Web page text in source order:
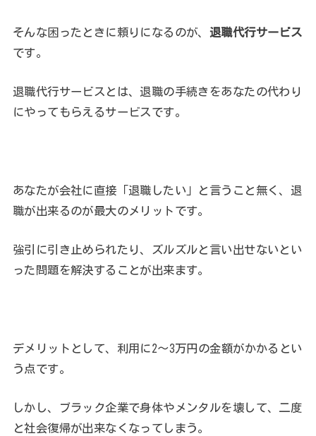
そんな困ったときに頼りになるのが、 退職代行サービス
です。
退職代行サービスとは、退職の手続きをあなたの代わり
にやってもらえるサービスです。
あなたが会社に直接「退職したい」と言うこと無く、退
職が出来るのが最大のメリットです。
強引に引き止められたり、ズルズルと言い出せないとい
った問題を解決することが出来ます。
デメリットとして、利用に2〜3万円の金額がかかるとい
う点です。
しかし、ブラック企業で身体やメンタルを壊して、二度
と社会復帰が出来なくなってしまう。